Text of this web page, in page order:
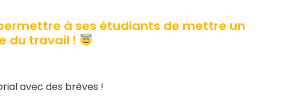
à ses étudiants de mettre un
du travail !
avec des brèves !